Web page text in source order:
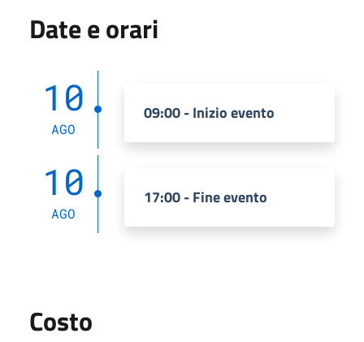
Date e orari
10
AGO
09:00 - Inizio evento
10
AGO
17:00 - Fine evento
Costo